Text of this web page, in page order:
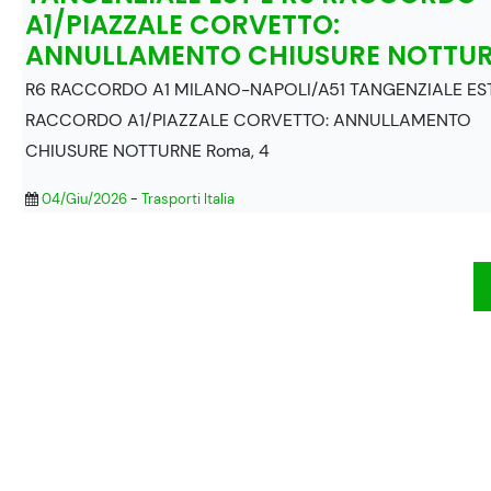
A1/PIAZZALE CORVETTO:
ANNULLAMENTO CHIUSURE
R6 RACCORDO A1 MILANO-NAPOLI/A51 TANGENZIALE
RACCORDO A1/PIAZZALE CORVETTO: ANNULLAMENTO
CHIUSURE NOTTURNE Roma, 4
04/Giu/2026- Trasporti Italia